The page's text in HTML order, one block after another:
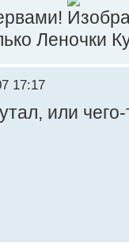
Леночки
17:17
или